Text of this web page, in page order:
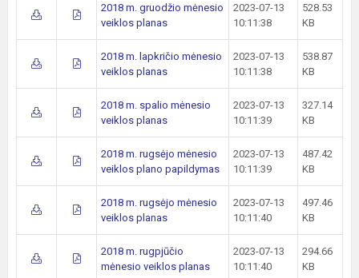
2018 m. gruodžio mėnesio
veiklos planas
2023-07-13
10:11:38
528.53
KB
2018 m. lapkričio mėnesio
veiklos planas
2023-07-13
10:11:38
538.87
KB
2018 m. spalio mėnesio
veiklos planas
2023-07-13
10:11:39
327.14
KB
2018 m. rugsėjo mėnesio
veiklos plano papildymas
2023-07-13
10:11:39
487.42
KB
2018 m. rugsėjo mėnesio
veiklos planas
2023-07-13
10:11:40
497.46
KB
2018 m. rugpjūčio
mėnesio veiklos planas
2023-07-13
10:11:40
294.66
KB